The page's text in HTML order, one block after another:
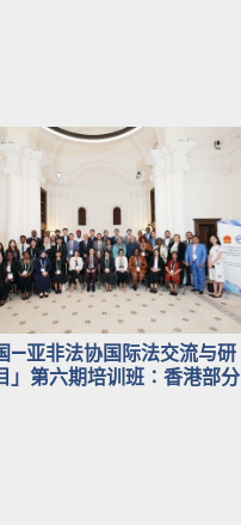
—亚非法协国际法交流与研
」第六期培训班∶香港部分